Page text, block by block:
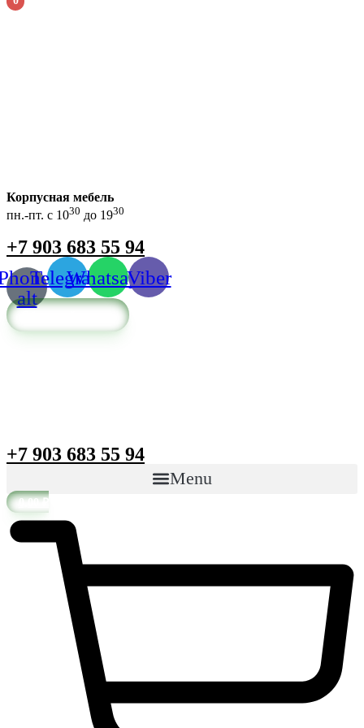
Корпусная мебель
пн.-пт. с 1030 до 1930
+7 903 683 55 94
alt
TelegramWhatsappViber
+7 903 683 55 94
Menu
0,00₽